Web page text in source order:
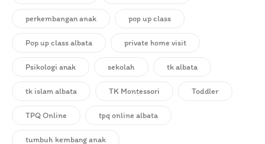
perkembangan anak pop up class
Pop up class albata private home visit
Psikologi anak sekolah tk albata
tk islam albata TK Montessori Toddler
TPQ Online tpq online albata
tumbuh kembang anak